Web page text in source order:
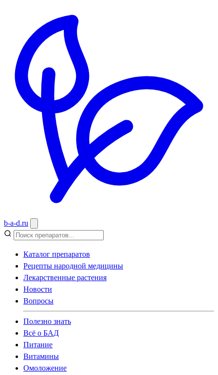
b-a-d.ru
Каталог препаратов
Рецепты народной медицины
Лекарственные растения
Новости
Вопросы
Полезно знать
Всё о БАД
Питание
Витамины
Омоложение